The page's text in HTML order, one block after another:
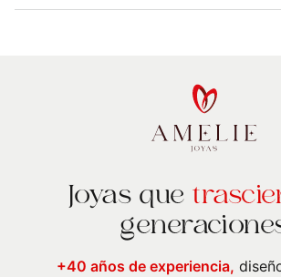
Joyas que
+40 años de experiencia,